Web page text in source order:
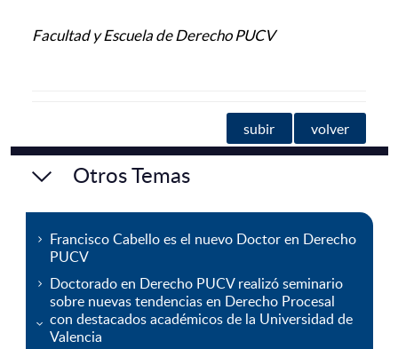
Facultad y Escuela de Derecho PUCV
subir volver
Otros Temas
Francisco Cabello es el nuevo Doctor en Derecho
PUCV
Doctorado en Derecho PUCV realizó seminario
sobre nuevas tendencias en Derecho Procesal
con destacados académicos de la Universidad de
Valencia